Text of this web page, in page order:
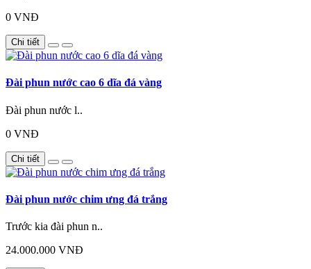
0 VNĐ
Chi tiết
Đài phun nước cao 6 dĩa đá vàng
Đài phun nước l..
0 VNĐ
Chi tiết
Đài phun nước chim ưng đá trắng
Trước kia đài phun n..
24.000.000 VNĐ